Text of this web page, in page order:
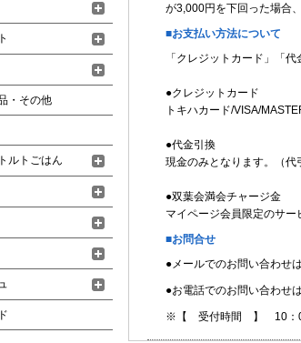
が3,000円を下回った場合
■お支払い方法について
「クレジットカード」「
●クレジットカード
トキハカード/VISA/
●代金引換
現金のみとなります。（代
●双葉会満会チャージ金
マイページ会員限定のサー
■お問合せ
●メールでのお問い合わせ
●お電話でのお問い合わ
※【 受付時間 】 10：00
・その他
ルトごはん